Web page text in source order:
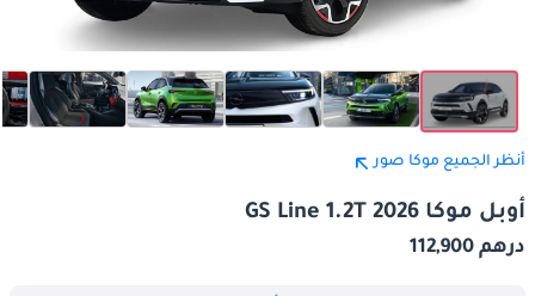
أنظر الجميع موكا صور
أوبل موكا GS Line 1.2T 2026
درهم 112,900